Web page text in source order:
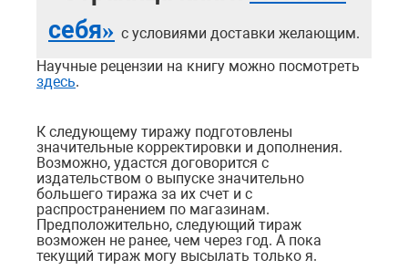
себя» с условиями доставки желающим.
Научные рецензии на книгу можно посмотреть
здесь.
К следующему тиражу подготовлены
значительные корректировки и дополнения.
Возможно, удастся договорится с
издательством о выпуске значительно
большего тиража за их счет и с
распространением по магазинам.
Предположительно, следующий тираж
возможен не ранее, чем через год. А пока
текущий тираж могу высылать только я.